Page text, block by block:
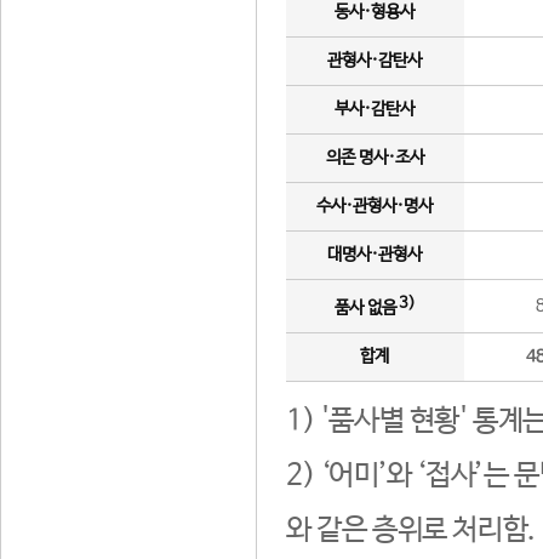
동사·형용사
관형사·감탄사
부사·감탄사
의존 명사·조사
수사·관형사·명사
대명사·관형사
품사 없음3)
합계
1) '품사별 현황' 통계
2) ‘어미’와 ‘접사’는
와 같은 층위로 처리함.